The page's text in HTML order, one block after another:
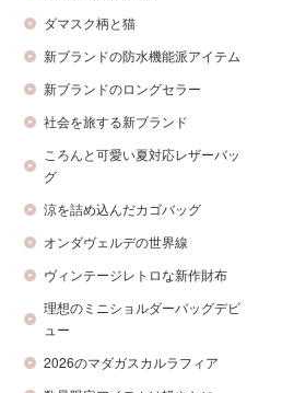
ダマスク柄と猫
新ブランドの防水機能派アイテム
新ブランドのロングセラー
社会を旅する新ブランド
ころんと可愛い夏対応レザーバッ
グ
涼を詰め込んだカゴバッグ
オンダヴェルデの世界線
ヴィンテージレトロな新作財布
理想のミニショルダーバッグデビ
ュー
2026のマダガスカルラフィア